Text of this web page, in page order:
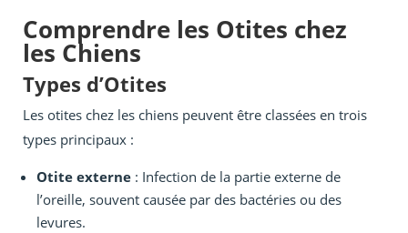
Comprendre les Otites chez
les Chiens
Types d’Otites
Les otites chez les chiens peuvent être classées en trois
types principaux :
Otite externe : Infection de la partie externe de
l’oreille, souvent causée par des bactéries ou des
levures.